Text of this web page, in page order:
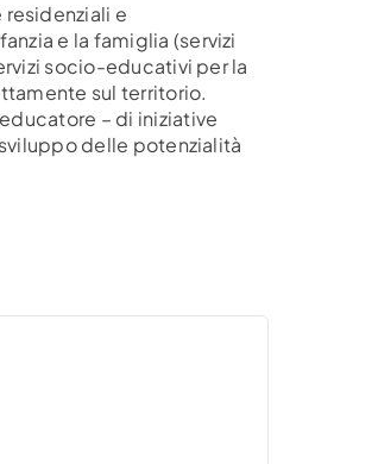
e
e la famiglia (servizi
socio-educativi per la
sul territorio.
– di iniziative
delle potenzialità